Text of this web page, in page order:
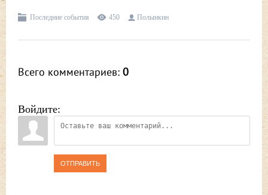
Последние события 450 Полынкин
Всего комментариев: 0
Войдите:
ОТПРАВИТЬ